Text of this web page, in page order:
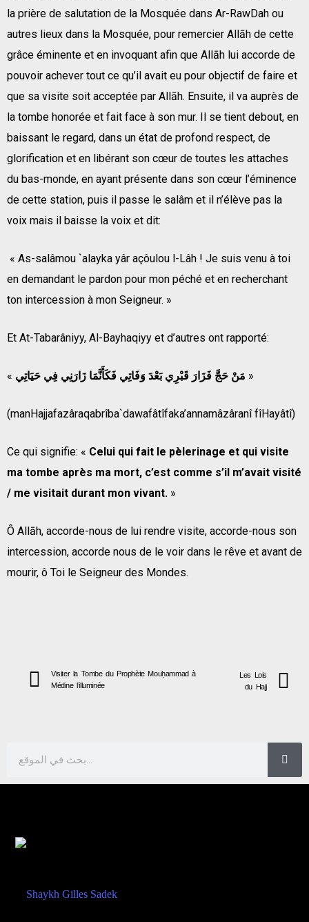
la prière de salutation de la Mosquée dans Ar-RawDah ou
autres lieux dans la Mosquée, pour remercier Allāh de cette
grâce éminente et en invoquant afin que Allāh lui accorde de
pouvoir achever tout ce qu’il avait eu pour objectif de faire et
que sa visite soit acceptée par Allāh. Ensuite, il va auprès de
la tombe honorée et fait face à son mur. Il se tient debout, en
baissant le regard, dans un état de profond respect, de
glorification et en libérant son cœur de toutes les attaches
du bas-monde, en ayant présente dans son cœur l’éminence
de cette station, puis il passe le salâm et il n’élève pas la
voix mais il baisse la voix et dit:
« As-salâmou `alayka yâr açôulou l-Lâh ! Je suis venu à toi
en demandant le pardon pour mon péché et en recherchant
ton intercession à mon Seigneur. »
Et At-Tabarâniyy, Al-Bayhaqiyy et d’autres ont rapporté:
« مَنْ حَجَّ فَزَارَ قَبْرِي بَعْدَ وَفَاتِي فَكَأَنَّمَا زَارَنِي فِي حَيَاتِي »
(manHajjafazâraqabrîba`dawafâtîfaka’annamâzâranî fîHayâtî)
Ce qui signifie: « Celui qui fait le pèlerinage et qui visite
ma tombe après ma mort, c’est comme s’il m’avait visité
/ me visitait durant mon vivant. »
Ô Allāh, accorde-nous de lui rendre visite, accorde-nous son
intercession, accorde nous de le voir dans le rêve et avant de
mourir, ô Toi le Seigneur des Mondes.
Visiter la Tombe du Prophète Mouḥammad à
Médine l’illuminée
Les Lois
du Hajj